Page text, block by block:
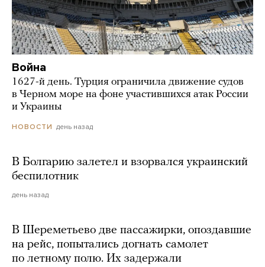
Война
1627-й день. Турция ограничила движение судов
в Черном море на фоне участившихся атак России
и Украины
НОВОСТИ день назад
В Болгарию залетел и взорвался украинский
беспилотник
день назад
В Шереметьево две пассажирки, опоздавшие
на рейс, попытались догнать самолет
по летному полю. Их задержали